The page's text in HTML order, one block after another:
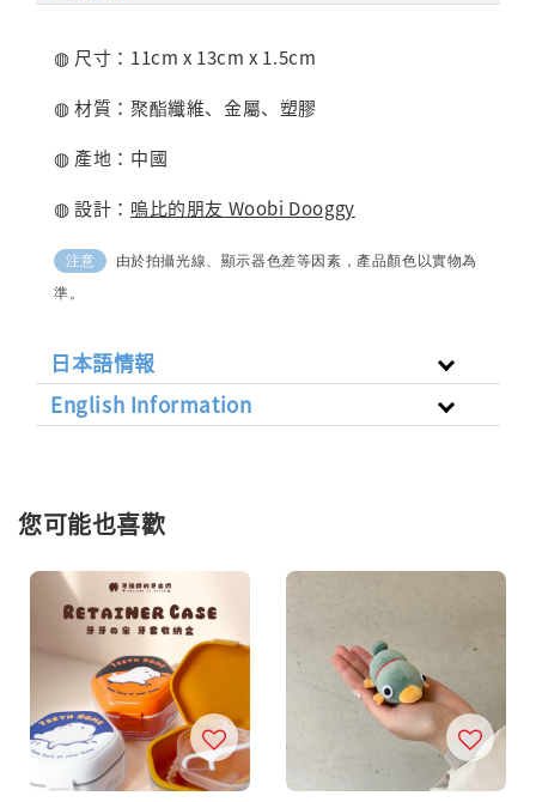
◍ 尺寸：11cm x 13cm x 1.5cm
◍ 材質： 聚酯纖維、金屬、塑膠
◍ 產地：中國
◍ 設計： 嗚比的朋友 Woobi Dooggy
注意
由於拍攝光線、顯示器色差等因素，產品顏色以實物為
準。
日本語情報
English Information
您可能也喜歡